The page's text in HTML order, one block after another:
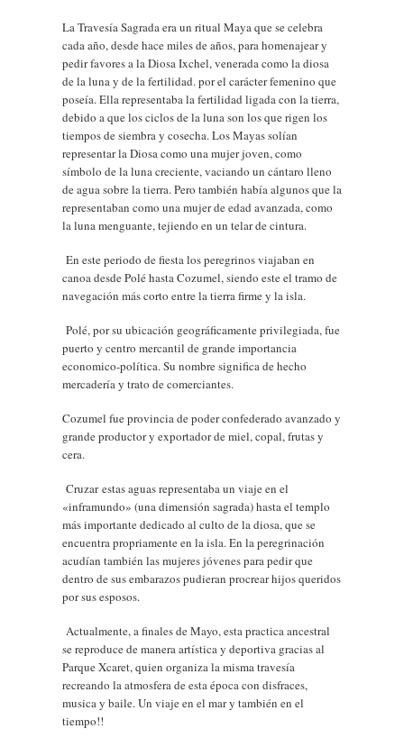
La Travesía Sagrada era un ritual Maya que se celebra
cada año, desde hace miles de años, para homenajear y
pedir favores a la Diosa Ixchel, venerada como la diosa
de la luna y de la fertilidad. por el carácter femenino que
poseía. Ella representaba la fertilidad ligada con la tierra,
debido a que los ciclos de la luna son los que rigen los
tiempos de siembra y cosecha. Los Mayas solían
representar la Diosa como una mujer joven, como
símbolo de la luna creciente, vaciando un cántaro lleno
de agua sobre la tierra. Pero también había algunos que la
representaban como una mujer de edad avanzada, como
la luna menguante, tejiendo en un telar de cintura.
En este periodo de fiesta los peregrinos viajaban en
canoa desde Polé hasta Cozumel, siendo este el tramo de
navegación más corto entre la tierra firme y la isla.
Polé, por su ubicación geográficamente privilegiada, fue
puerto y centro mercantil de grande importancia
economico-política. Su nombre significa de hecho
mercadería y trato de comerciantes.
Cozumel fue provincia de poder confederado avanzado y
grande productor y exportador de miel, copal, frutas y
cera.
Cruzarestas aguas representaba un viaje en el
«inframundo» (una dimensión sagrada) hasta el templo
más importante dedicado al culto de la diosa, que se
encuentra propriamente en la isla. En la peregrinación
acudían también las mujeres jóvenes para pedir que
dentro de sus embarazos pudieran procrear hijos queridos
por sus esposos.
Actualmente, a finales de Mayo, esta practica ancestral
se reproduce de manera artística y deportiva gracias al
Parque Xcaret, quien organiza la misma travesía
recreando la atmosfera de esta época con disfraces,
musica y baile. Un viaje en el mar y también en el
tiempo!!